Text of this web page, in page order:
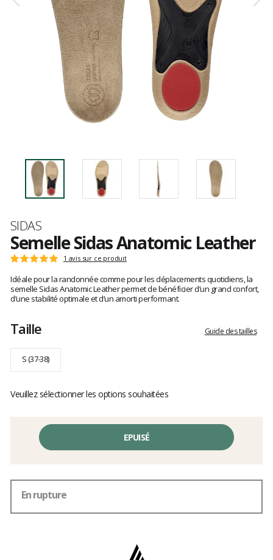
Marque
SIDAS
Semelle Sidas Anatomic Leather
Les
clients
Note
:
5
sur
1 avis sur ce produit
Idéale pour la randonnée comme pour les déplacements quotidiens, la
semelle Sidas Anatomic Leather permet de bénéficier d’un grand confort,
d’une stabilité optimale et d’un amorti performant.
Taille Guide des tailles
S (37-38)
Veuillez sélectionner les options souhaitées
EPUISÉ
En rupture